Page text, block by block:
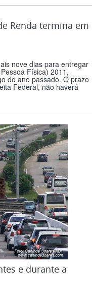
Renda termina em
nove dias para entregar
Física) 2011,
do ano passado. O prazo
Federal, não haverá
e durante a